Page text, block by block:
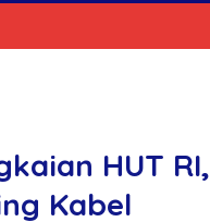
HUT RI,
Kabel